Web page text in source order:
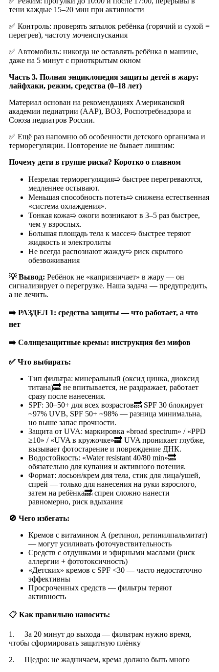
тени каждые 15–20 мин при активности
✅ Контроль: проверять затылок ребёнка (горячий и сухой =
перегрев), частоту мочеиспускания
✅ Автомобиль: никогда не оставлять ребёнка в машине,
даже на 5 минут с приоткрытым окном
Часть 3. Полная энциклопедия защиты детей в жару:
лайфхаки, режим, средства (0–18 лет)
Материал основан на рекомендациях Американской
академии педиатрии (AAP), ВОЗ, Роспотребнадзора и
Союза педиатров России.
✅ Ещё раз напомню об особенности детского организма и
терморегуляции. Повторение не бывает лишним:
Почему дети в группе риска? Коротко о главном
Незрелая терморегуляция➯ быстрее перегреваются,
медленнее остывают.
Меньшая способность потеть➯ снижена естественная
«система охлаждения».
Тонкая кожа➯ ожоги возникают в 3–5 раз быстрее,
чем у взрослых.
Большая площадь тела к массе➯ быстрее теряют
жидкость и электролиты
Не всегда распознают жажду➯ риск скрытого
обезвоживания
💡Вывод: Ребёнок не «капризничает» в жару — он
сигнализирует о перегрузке. Наша задача — предупредить,
а не лечить.
➡️ РАЗДЕЛ 1: средства защиты — что работает, а что
нет
➡️ Солнцезащитные кремы: инструкция без мифов
✅ Что выбирать:
Тип фильтра: минеральный (оксид цинка, диоксид
титана)🔜 не впитывается, не раздражает, работает
сразу после нанесения.
SPF: 30–50+ для всех возрастов🔜 SPF 30 блокирует
~97% UVB, SPF 50+ ~98% — разница минимальна,
но выше запас прочности.
Защита от UVA: маркировка «broad spectrum» / «PPD
≥10» / «UVA в кружочке»🔜 UVA проникает глубже,
вызывает фотостарение и повреждение ДНК.
Водостойкость: «Water resistant 40/80 min»🔜
обязательно для купания и активного потения.
Формат: лосьон/крем для тела, стик для лица/ушей,
спрей — только для нанесения на руки взрослого,
затем на ребёнка🔜 спреи сложно нанести
равномерно, риск вдыхания
🚫 Чего избегать:
Кремов с витамином А (ретинол, ретинилпальмитат)
— могут усиливать фоточувствительность
Средств с отдушками и эфирными маслами (риск
аллергии + фототоксичность)
«Детских» кремов с SPF <30 — часто недостаточно
эффективны
Просроченных средств — фильтры теряют
активность
📋 Как правильно наносить:
1. За 20 минут до выхода — фильтрам нужно время,
чтобы сформировать защитную плёнку
2. Щедро: не жадничаем, крема должно быть много